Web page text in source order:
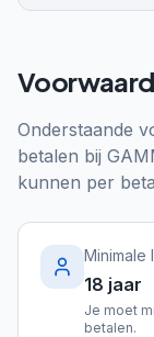
Onderstaande
betalen bij
kunnen per
Minimale
18 jaar
Je moet
betalen.